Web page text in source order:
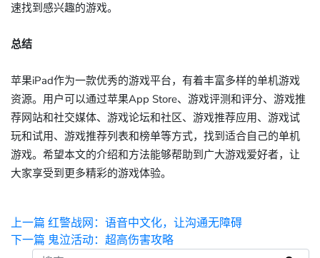
速找到感兴趣的游戏。
总结
苹果iPad作为一款优秀的游戏平台，有着丰富多样的单机游戏
资源。用户可以通过苹果App Store、游戏评测和评分、游戏推
荐网站和社交媒体、游戏论坛和社区、游戏推荐应用、游戏试
玩和试用、游戏推荐列表和榜单等方式，找到适合自己的单机
游戏。希望本文的介绍和方法能够帮助到广大游戏爱好者，让
大家享受到更多精彩的游戏体验。
上一篇 红警战网：语音中文化，让沟通无障碍
下一篇 鬼泣活动：超高伤害攻略